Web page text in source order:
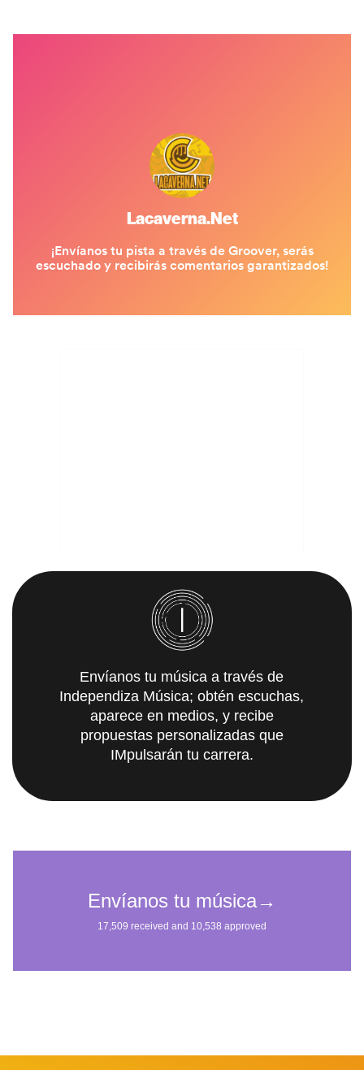
Envíanos tu música a través de
Independiza Música; obtén escuchas,
aparece en medios, y recibe
propuestas personalizadas que
IMpulsarán tu carrera.